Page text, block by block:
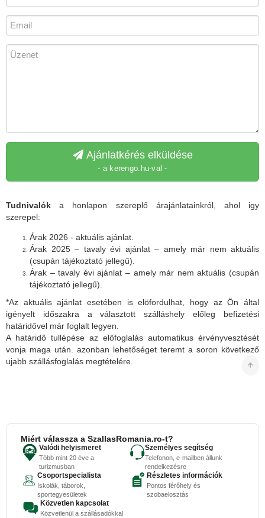
Ajánlatkérés elküldése
- a kerengo.hu-val -
Tudnivalók a honlapon szereplő árajánlatainkról, ahol igy
szerepel:
Árak 2026 - aktuális ajánlat.
Árak 2025 – tavaly évi ajánlat – amely már nem aktuális
(csupán tájékoztató jellegű).
Árak – tavaly évi ajánlat – amely már nem aktuális (csupán
tájékoztató jellegű).
*Az aktuális ajánlat esetében is elöfordulhat, hogy az Ön által
igényelt időszakra a választott szálláshely előleg befizetési
határidővel már foglalt legyen.
A határidő tullépése az előfoglalás automatikus érvényvesztését
vonja maga után. azonban lehetőséget teremt a soron következő
ujabb szállásfoglalás megtételére.
Miért válassza a SzallasRomania.ro-t?
Valódi helyismeret
Több mint 20 éve a
turizmusban
Személyes segítség
Telefonon, e-mailben állunk
rendelkezésre
Csoportspecialista
Iskolák, táborok,
sportegyesületek
Részletes információk
Pontos férőhely és
szobaelosztás
Közvetlen kapcsolat
Közvetlenül a szállásadókkal